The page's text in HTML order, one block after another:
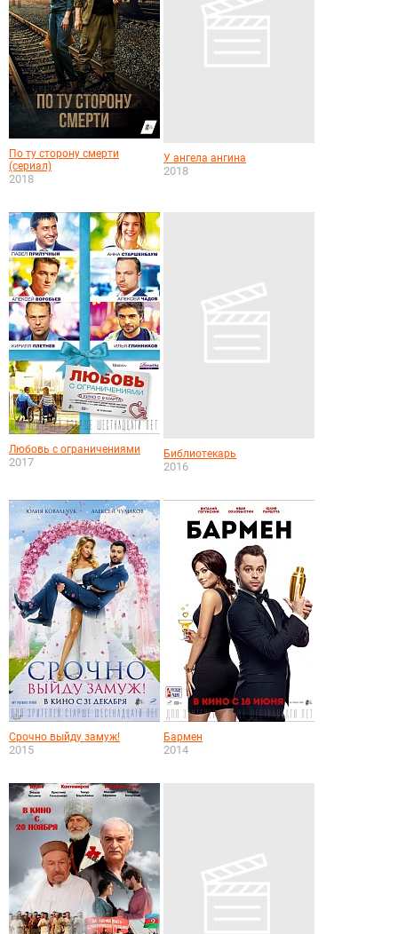
По ту сторону смерти
(сериал)
2018
У ангела ангина
2018
Любовь с ограничениями
2017
Библиотекарь
2016
Срочно выйду замуж!
2015
Бармен
2014